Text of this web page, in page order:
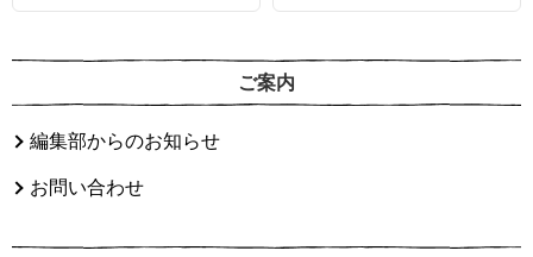
ご案内
編集部からのお知らせ
お問い合わせ